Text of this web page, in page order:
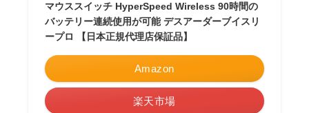
マウススイッチ HyperSpeed Wireless 90時間の
バッテリー連続使用が可能 デスアーダーブイスリ
ープロ 【日本正規代理店保証品】
Amazon
楽天市場